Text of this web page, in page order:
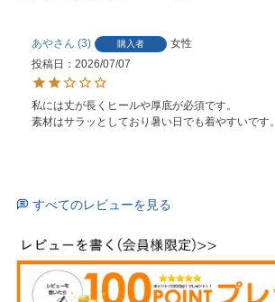
あや 3 購入者
女性
投稿日
2026/07/07
私には丈が長くヒールや厚底が必須です。
素材はサラッとしており暑い日でも着やすいです。
すべてのレビューを見る